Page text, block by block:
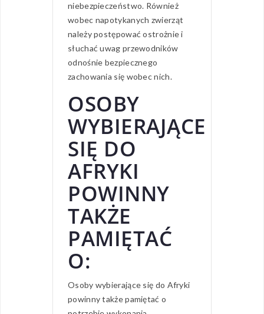
niebezpieczeństwo. Również
wobec napotykanych zwierząt
należy postępować ostrożnie i
słuchać uwag przewodników
odnośnie bezpiecznego
zachowania się wobec nich.
OSOBY
WYBIERAJĄCE
SIĘ DO
AFRYKI
POWINNY
TAKŻE
PAMIĘTAĆ
O:
Osoby wybierające się do Afryki
powinny także pamiętać o